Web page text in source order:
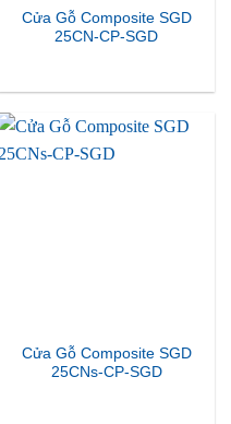
Cửa Gỗ Composite SGD
25CN-CP-SGD
Cửa Gỗ Composite SGD
25CNs-CP-SGD